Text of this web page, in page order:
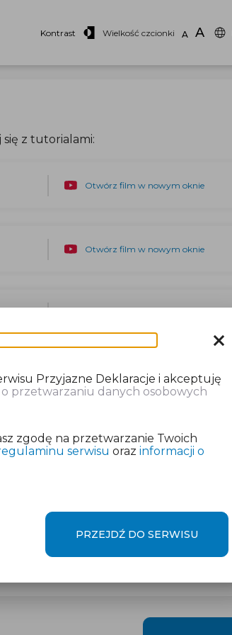
Kontrast Wielkość czcionki A A
z tutorialami:
Otwórz film w nowym oknie
Otwórz film w nowym oknie
close
Przyjazne Deklaracje i akceptuję
o przetwarzaniu danych osobowych
zgodę na przetwarzanie Twoich
serwisu orazinformacji o
PRZEJDŹ DO SERWISU